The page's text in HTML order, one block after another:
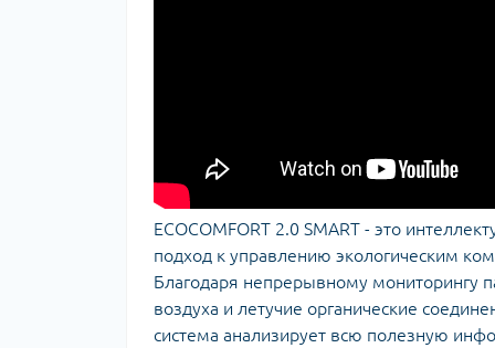
ECOCOMFORT 2.0 SMART - это
подход к управлению экологическим
Благодаря непрерывному мониторингу
воздуха и летучие органические
система анализирует всю полезную